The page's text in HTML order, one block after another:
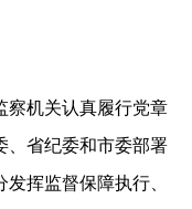
机关认真履行党章
、省纪委和市委部署
挥监督保障执行、